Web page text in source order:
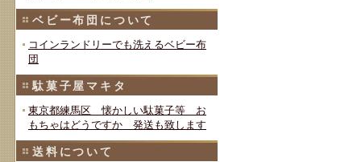
ベビー布団について
コインランドリーでも洗えるベビー布
団
駄菓子屋マキタ
東京都練馬区 懐かしい駄菓子等 お
もちゃはどうですか 発送も致します
送料について